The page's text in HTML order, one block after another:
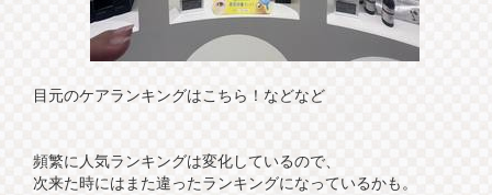
目元のケアランキングはこちら！などなど
頻繁に人気ランキングは変化しているので、
次来た時にはまた違ったランキングになっているかも。